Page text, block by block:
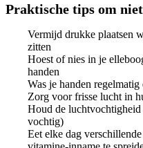
Praktische tips om
Vermijd drukke plaatsen
zitten
Hoest of nies in je
handen
Was je handen regelmatig
Zorg voor frisse lucht in
Houd de
vochtig)
Eet elke dag